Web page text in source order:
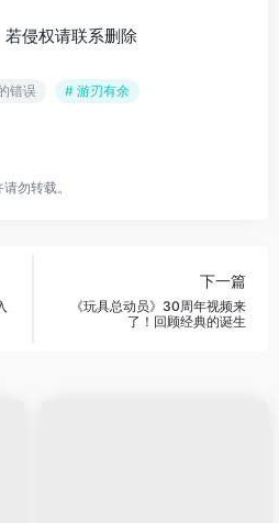
侵权请联系删除
错误
# 游刃有余
勿转载。
下一篇
《玩具总动员》30周年视频来
了！回顾经典的诞生